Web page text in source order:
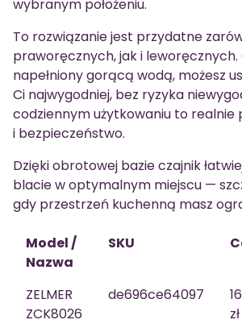
wybranym położeniu.
To rozwiązanie jest przydatne
praworęcznych, jak i leworęcznych.
napełniony gorącą wodą, możesz
Ci najwygodniej, bez ryzyka
codziennym użytkowaniu to realnie
i bezpieczeństwo.
Dzięki obrotowej bazie czajnik
blacie w optymalnym miejscu —
gdy przestrzeń kuchenną masz
Model /
Nazwa
SKU
ZELMER
ZCK8026
de696ce64097
zł